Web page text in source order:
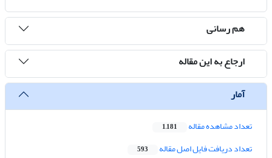
هم رسانی
ارجاع به این مقاله
آمار
تعداد مشاهده مقاله 1,181
تعداد دریافت فایل اصل مقاله 593